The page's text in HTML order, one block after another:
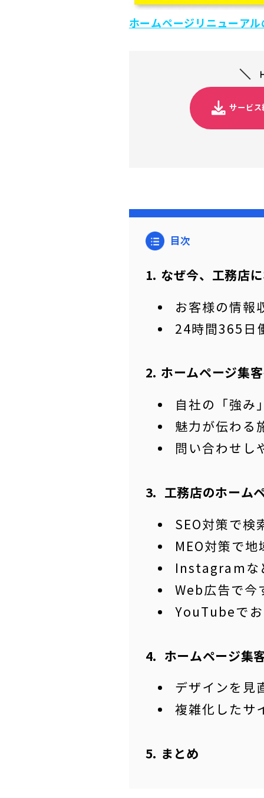
ホームページリニューア
サービス
目次
なぜ今、工務店
お客様の情報
24時間365日
ホームページ集
自社の「強み
魅力が伝わる
問い合わせし
工務店のホーム
SEO対策で検
MEO対策で
Instagramな
Web広告で今
YouTubeで
ホームページ集
デザインを見
複雑化したサ
まとめ